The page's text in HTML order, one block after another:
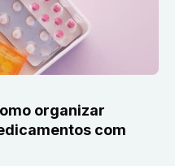
organizar
com